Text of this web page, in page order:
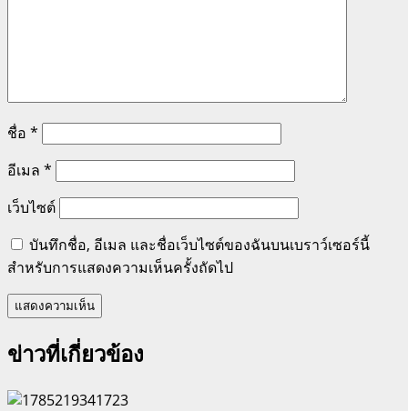
ชื่อ *
อีเมล *
เว็บไซต์
บันทึกชื่อ, อีเมล และชื่อเว็บไซต์ของฉันบนเบราว์เซอร์นี้
สำหรับการแสดงความเห็นครั้งถัดไป
ข่าวที่เกี่ยวข้อง